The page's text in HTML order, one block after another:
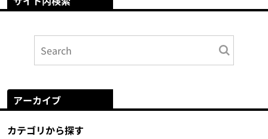
アーカイブ
カテゴリから探す